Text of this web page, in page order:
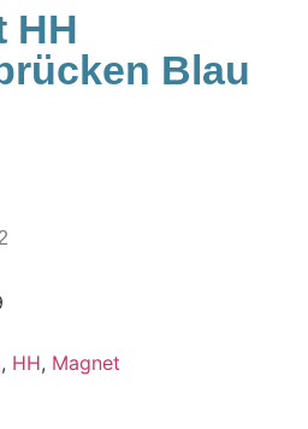
HH
Blau
, HH, Magnet